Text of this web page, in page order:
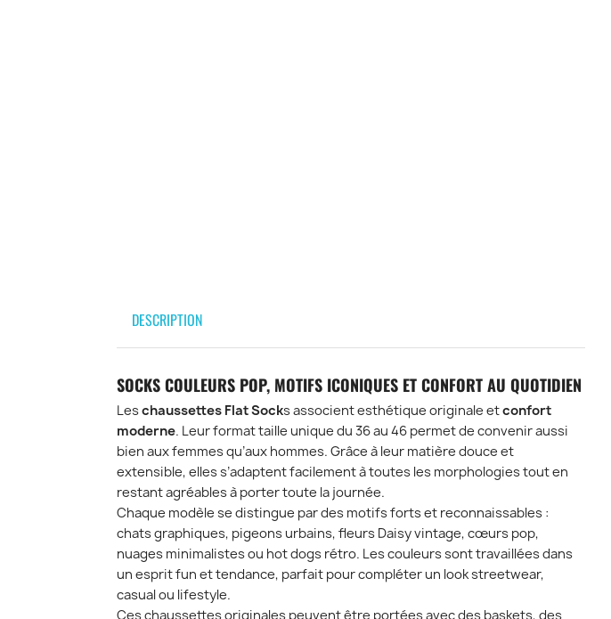
DESCRIPTION
SOCKS COULEURS POP, MOTIFS ICONIQUES ET CONFORT AU QUOTIDIEN
Leschaussettes Flat Socks associent esthétique originale etconfort
moderne. Leur format taille unique du 36 au 46 permet de convenir aussi
bien aux femmes qu’aux hommes. Grâce à leur matière douce et
extensible, elles s’adaptent facilement à toutes les morphologies tout en
restant agréables à porter toute la journée.
Chaque modèle se distingue par des motifs forts et reconnaissables :
chats graphiques, pigeons urbains, fleurs Daisy vintage, cœurs pop,
nuages minimalistes ou hot dogs rétro. Les couleurs sont travaillées dans
un esprit fun et tendance, parfait pour compléter un look streetwear,
casual ou lifestyle.